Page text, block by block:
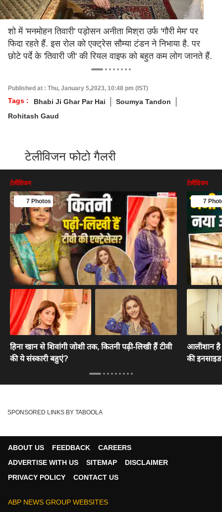
शो में 'मनमोहन तिवारी' पड़ोसन अनीता मिश्रा उर्फ 'गौरी मेम' पर
फिदा रहते हैं. इस रोल को एक्ट्रेस सौम्या टंडन ने निभाया है. पर
छोटे पर्दे के 'तिवारी जी' की रियल वाइफ को बहुत कम लोग जानते हैं.
Published at : Thu, January 5,2023, 10:48 pm (IST)
Tags : Bhabi Ji Ghar Par Hai
Soumya Tandon
Rohitash Gaud
टेलीविजन फोटो गैलरी
टेलीविजन
7 Photos
हिना खान से शिवांगी जोशी तक, कितनी पढ़ी-लिखी हैं टीवी
की ये संस्कारी बहुएं?
टेलीविजन
7
आलीशान है
की
SPONSORED LINKS BY TABOOLA
ABOUT US FEEDBACK
CAREERS
ADVERTISE WITH US
SITEMAP
DISCLAIMER
PRIVACY POLICY
CONTACT US
ABP NEWS GROUP WEBSITES